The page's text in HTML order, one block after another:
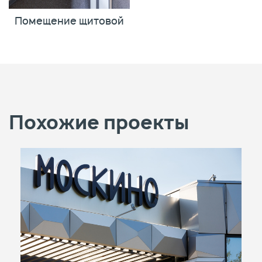
Помещение щитовой
Похожие проекты